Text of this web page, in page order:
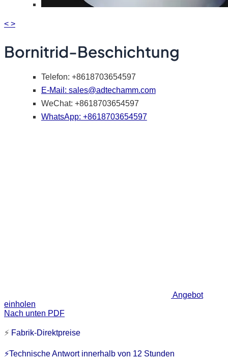
< >
Bornitrid-Beschichtung
Telefon: +8618703654597
E-Mail: sales@adtechamm.com
WeChat: +8618703654597
WhatsApp: +8618703654597
Angebot
einholen
Nach unten PDF
⚡ Fabrik-Direktpreise
⚡Technische Antwort innerhalb von 12 Stunden